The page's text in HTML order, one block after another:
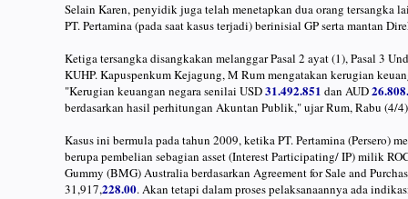
Selain Karen, penyidik juga telah menetapkan dua orang tersangka
PT. Pertamina (pada saat kasus terjadi) berinisial GP serta mantan
Ketiga tersangka disangkakan melanggar Pasal 2 ayat (1), Pasal 3
KUHP. Kapuspenkum Kejagung, M Rum mengatakan kerugian
"Kerugian keuangan negara senilai USD31.492.851 dan AUD
berdasarkan hasil perhitungan Akuntan Publik," ujar Rum, Rabu (4/
Kasus ini bermula pada tahun 2009, ketika PT. Pertamina (Persero)
berupa pembelian sebagian asset (Interest Participating/ IP) milik
Gummy (BMG) Australia berdasarkan Agreement for Sale and
31,917,228.00. Akan tetapi dalam proses pelaksanaannya ada